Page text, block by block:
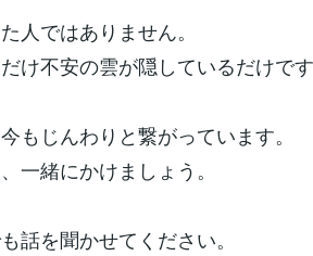
人ではありません。
け不安の雲が隠しているだけです
もじんわりと繋がっています。
一緒にかけましょう。
話を聞かせてください。